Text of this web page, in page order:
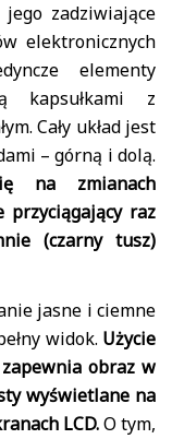
zadziwiające
elektronicznych
elementy
kapsułkami z
Cały układ jest
– górną i dolą.
na zmianach
przyciągający raz
(czarny tusz)
jasne i ciemne
widok. Użycie
obraz w
wyświetlane na
LCD.O tym,